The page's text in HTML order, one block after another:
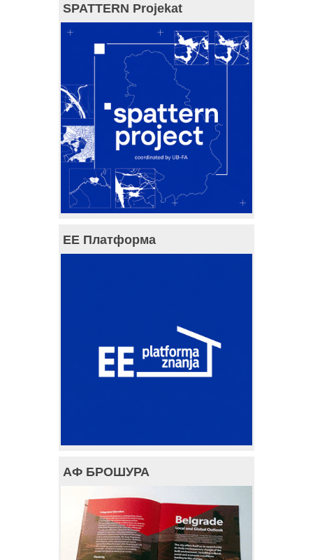
SPATTERN Projekat
ЕЕ Платформа
АФ БРОШУРА